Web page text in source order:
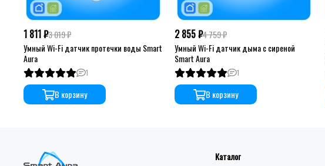
1 811 ₽3 019 ₽
Умный Wi-Fi датчик протечки воды Smart
Aura
1
В корзину
2 855 ₽4 759 ₽
Умный Wi-Fi датчик дыма с сиреной
Smart Aura
1
В корзину
Каталог